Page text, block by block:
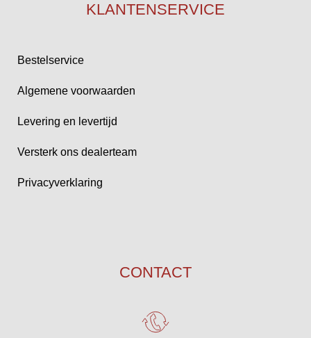
KLANTENSERVICE
Bestelservice
Algemene voorwaarden
Levering en levertijd
Versterk ons dealerteam
Privacyverklaring
CONTACT